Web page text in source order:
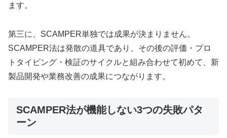
ます。
第三に、SCAMPER単独では成果が決まりません。
SCAMPER法は発散の道具であり、その後の評価・プロ
トタイピング・検証のサイクルと組み合わせて初めて、新
製品開発や業務改善の成果につながります。
SCAMPER法が機能しない3つの失敗パタ
ーン